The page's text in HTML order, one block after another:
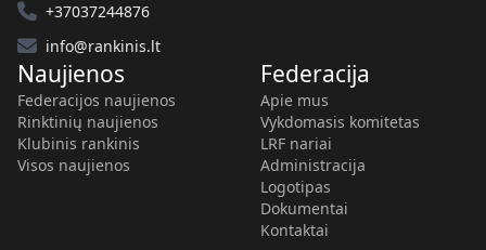
+37037244876
info@rankinis.lt
Naujienos
Federacijos naujienos
Rinktinių naujienos
Klubinis rankinis
Visos naujienos
Federacija
Apie mus
Vykdomasis komitetas
LRF nariai
Administracija
Logotipas
Dokumentai
Kontaktai